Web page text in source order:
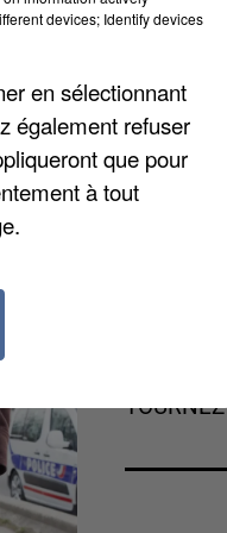
face
prix
devices; Identify devices
en sélectionnant
également refuser
que pour
à tout